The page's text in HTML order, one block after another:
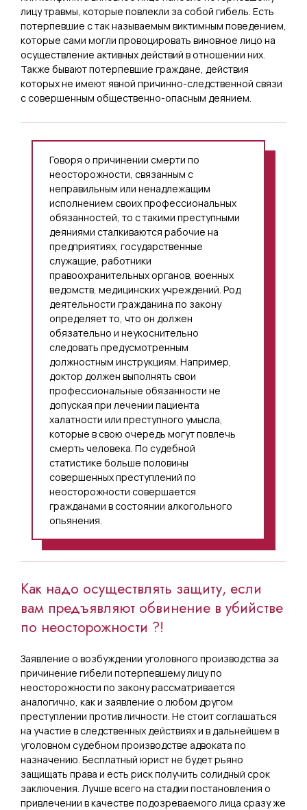
лицу травмы, которые повлекли за собой гибель. Есть
потерпевшие с так называемым виктимным поведением,
которые сами могли провоцировать виновное лицо на
осуществление активных действий в отношении них.
Также бывают потерпевшие граждане, действия
которых не имеют явной причинно-следственной связи
с совершенным общественно-опасным деянием.
Говоря о причинении смерти по
неосторожности, связанным с
неправильным или ненадлежащим
исполнением своих профессиональных
обязанностей, то с такими преступными
деяниями сталкиваются рабочие на
предприятиях, государственные
служащие, работники
правоохранительных органов, военных
ведомств, медицинских учреждений. Род
деятельности гражданина по закону
определяет то, что он должен
обязательно и неукоснительно
следовать предусмотренным
должностным инструкциям. Например,
доктор должен выполнять свои
профессиональные обязанности не
допуская при лечении пациента
халатности или преступного умысла,
которые в свою очередь могут повлечь
смерть человека. По судебной
статистике больше половины
совершенных преступлений по
неосторожности совершается
гражданами в состоянии алкогольного
опьянения.
Как надо осуществлять защиту, если
вам предъявляют обвинение в убийстве
по неосторожности ?!
Заявление о возбуждении уголовного производства за
причинение гибели потерпевшему лицу по
неосторожности по закону рассматривается
аналогично, как и заявление о любом другом
преступлении против личности. Не стоит соглашаться
на участие в следственных действиях и в дальнейшем в
уголовном судебном производстве адвоката по
назначению. Бесплатный юрист не будет рьяно
защищать права и есть риск получить солидный срок
заключения. Лучше всего на стадии постановления о
привлечении в качестве подозреваемого лица сразу же